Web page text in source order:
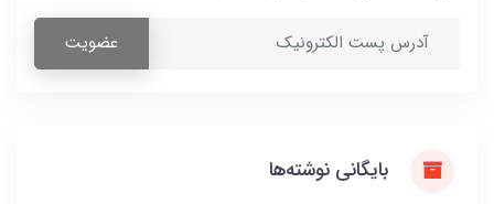
عضویت
بایگانی نوشته‌ها